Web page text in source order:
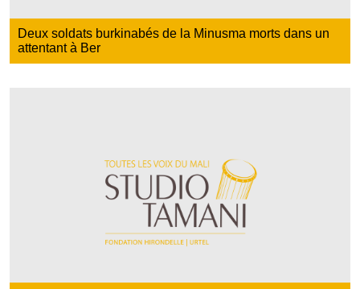
Deux soldats burkinabés de la Minusma morts dans un
attentant à Ber